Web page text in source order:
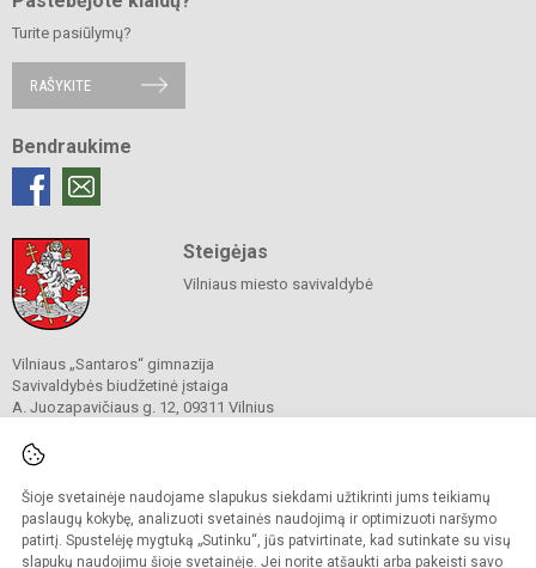
Šioje svetainėje naudojame slapukus siekdami užtikrinti jums teikiamų
paslaugų kokybę, analizuoti svetainės naudojimą ir optimizuoti naršymo
patirtį. Spustelėję mygtuką „Sutinku“, jūs patvirtinate, kad sutinkate su visų
slapukų naudojimu šioje svetainėje. Jei norite atšaukti arba pakeisti savo
Turite pasiūlymų?
RAŠYKITE
Bendraukime
Steigėjas
Vilniaus miesto savivaldybė
Vilniaus „Santaros“ gimnazija
Savivaldybės biudžetinė įstaiga
A. Juozapavičiaus g. 12, 09311 Vilnius
El. p.
Duomenys kaupiami ir saugomi
Juridinių asmenų registre
Įmonės kodas 304089960